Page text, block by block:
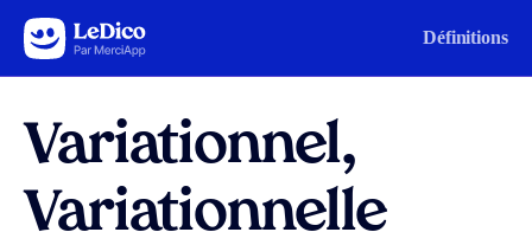
Aller au contenu Définitions
Variationnel,
Variationnelle